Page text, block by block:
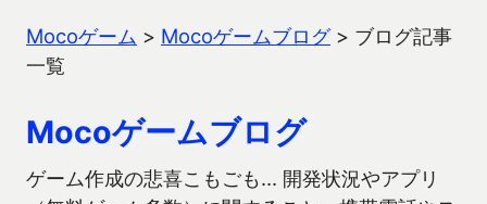
Mocoゲーム > Mocoゲームブログ> ブログ記事
一覧
Mocoゲームブログ
ゲーム作成の悲喜こもごも… 開発状況やアプリ